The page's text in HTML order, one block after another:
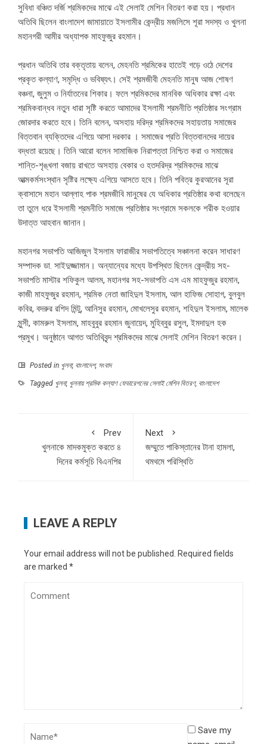
সুবিধা বঞ্চিত দর্জি শ্রমিকদের মাঝে এই সেলাই মেশিন বিতরণ করা হয়। প্রধান
অতিথি ছিলেন বাংলাদেশ জামায়াতে ইসলামীর কেন্দ্রীয় মজলিসে শূরা সদস্য ও খুলনা
মহানগরী আমীর অধ্যাপক মাহফুজুর রহমান।
প্রধান অতিথি তার বক্তৃতায় বলেন, মেহনতি শ্রমিকের হাতেই গড়ে ওঠে দেশের
প্রকৃত কল্যাণ, সমৃদ্ধি ও ভবিষ্যৎ। সেই শ্রমজীবী মেহনতি মানুষ আজ শোষণ
বঞ্চনা, জুলুম ও নির্যাতনের শিকার। ফলে শ্রমিকদের মানবিক অধিকার রক্ষা এবং
শ্রমিকবান্ধব নতুন ধারা সৃষ্টি করতে আমাদের ইসলামী শ্রমনীতি প্রতিষ্ঠার সংগ্রাম
জোরদার করতে হবে। তিনি বলেন, অসহায় দরিদ্র শ্রমিকদের সহায়তায় সমাজের
বিত্তবান ব্যক্তিদের এগিয়ে আসা দরকার । সমাজের প্রতি বিত্তবানদের দায়ের
বদ্ধতা রয়েছে। তিনি আরো বলেন সামাজিক নিরাপত্তা নিশ্চিত করা ও সমাজের
শান্তি-শৃঙ্খলা বজায় রাখতে অসহায় বেকার ও হতদরিদ্র শ্রমিকদের মাঝে
আত্মকর্মসংস্থান সৃষ্টির লক্ষ্যে এগিয়ে আসতে হবে। তিনি পবিত্র কুরআনের সূরা
ক্বাসাসে মহান আল্লাহ পাক শ্রমজীবি মানুষের যে অধিকার প্রতিষ্ঠার কথা বলেছেন
তা তুলে ধরে ইসলামী শ্রমনীতি সমাজে প্রতিষ্ঠার সংগ্রামে সকলকে শরীক হওয়ার
উদাত্ত আহবান জানান।
মহানগর সভাপতি আজিজুল ইসলাম ফারাজীর সভাপতিত্বে সঞ্চালনা করেন সাধারণ
সম্পাদক ডা. সাইদুজ্জামান। অন্যান্যের মধ্যে উপস্থিত ছিলেন কেন্দ্রীয় সহ-
সভাপতি মাস্টার শফিকুল আলম, মহানগর সহ-সভাপতি এস এম মাহফুজুর রহমান,
কাজী মাহফুজুর রহমান, শ্রমিক নেতা জাহিদুল ইসলাম, আল হাফিজ সোহাগ, বুলবুল
কবির, বদরুর রশিদ মিন্টু, আনিসুর রহমান, মোখলেসুর রহমান, শহিদুল ইসলাম, মালেক
মুন্সী, কামরুল ইসলাম, মাহবুবুর রহমান জুনায়েদ, মুহিব্বুর রসুল, ইমদাদুল হক
প্রমুখ। অনুষ্ঠানে আগত অতিথিবৃন্দ শ্রমিকদের মাঝে সেলাই মেশিন বিতরণ করেন।
Posted in খুলনা, বাংলাদেশ, সংবাদ
Tagged খুলনা, খুলনায় শ্রমিক কল্যাণ ফেডারেশনের সেলাই মেশিন বিতরণ, বাংলাদেশ
Prev
খুলনাকে মাদকমুক্ত করতে ৪
দিনের কর্মসূচি বিএনপির
Next
জম্মুতে পাকিস্তানের টানা হামলা,
থমথমে পরিস্থিতি
LEAVE A REPLY
Your email address will not be published. Required fields
are marked *
Save my